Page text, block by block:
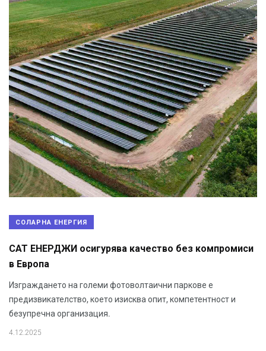
СОЛАРНА ЕНЕРГИЯ
САТ ЕНЕРДЖИ осигурява качество без компромиси
в Европа
Изграждането на големи фотоволтаични паркове е
предизвикателство, което изисква опит, компетентност и
безупречна организация.
4.12.2025